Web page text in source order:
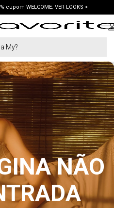
cupom WELCOME. VER LOOKS >
vista. APROVEITAR >
NÃO